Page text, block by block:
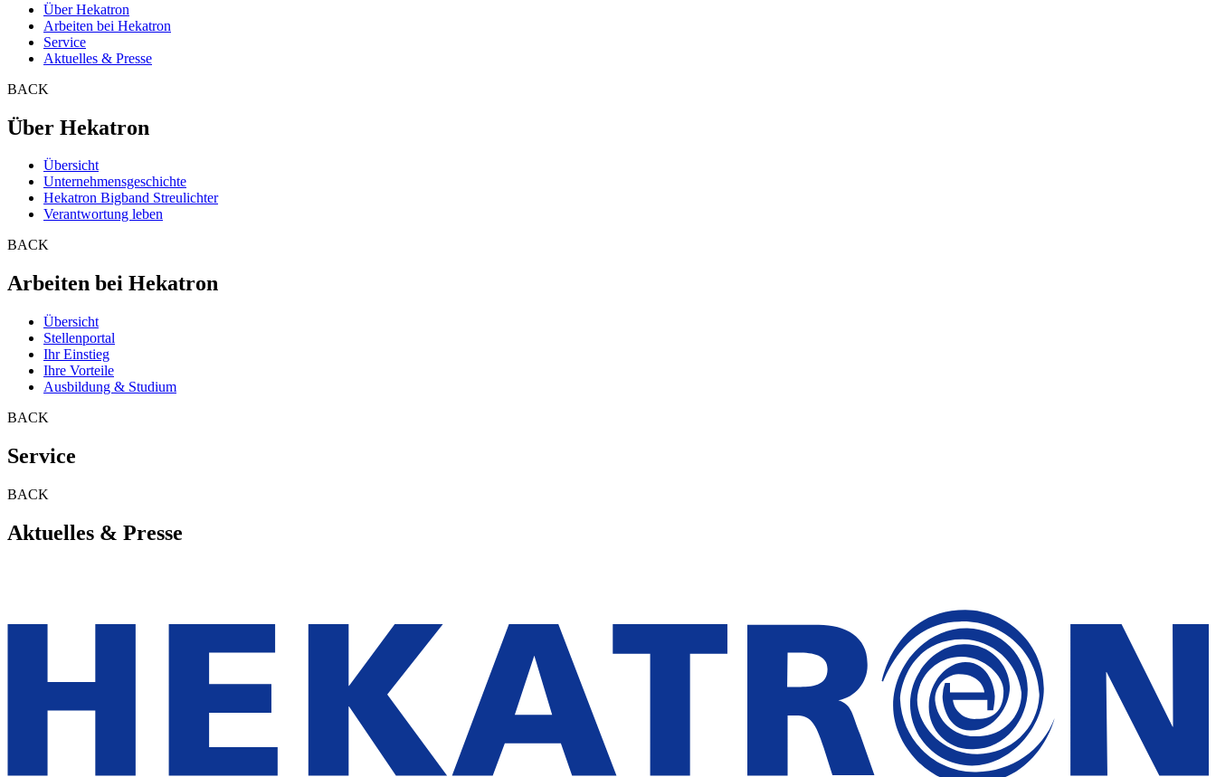
Über Hekatron
Arbeiten bei Hekatron
Service
Aktuelles & Presse
BACK
Über Hekatron
Übersicht
Unternehmensgeschichte
Hekatron Bigband Streulichter
Verantwortung leben
BACK
Arbeiten bei Hekatron
Übersicht
Stellenportal
Ihr Einstieg
Ihre Vorteile
Ausbildung & Studium
BACK
Service
BACK
Aktuelles & Presse